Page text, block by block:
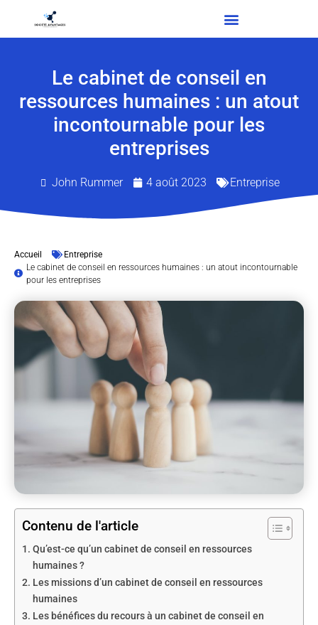
Le cabinet de conseil en
ressources humaines : un atout
incontournable pour les
entreprises
John Rummer 4 août 2023 Entreprise
Accueil
Entreprise
Le cabinet de conseil en ressources humaines : un atout incontournable
pour les entreprises
Contenu de l'article
Qu’est-ce qu’un cabinet de conseil en ressources
humaines ?
Les missions d’un cabinet de conseil en ressources
humaines
Les bénéfices du recours à un cabinet de conseil en